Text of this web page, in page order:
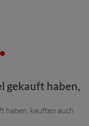
gekauft haben,
haben, kauften auch